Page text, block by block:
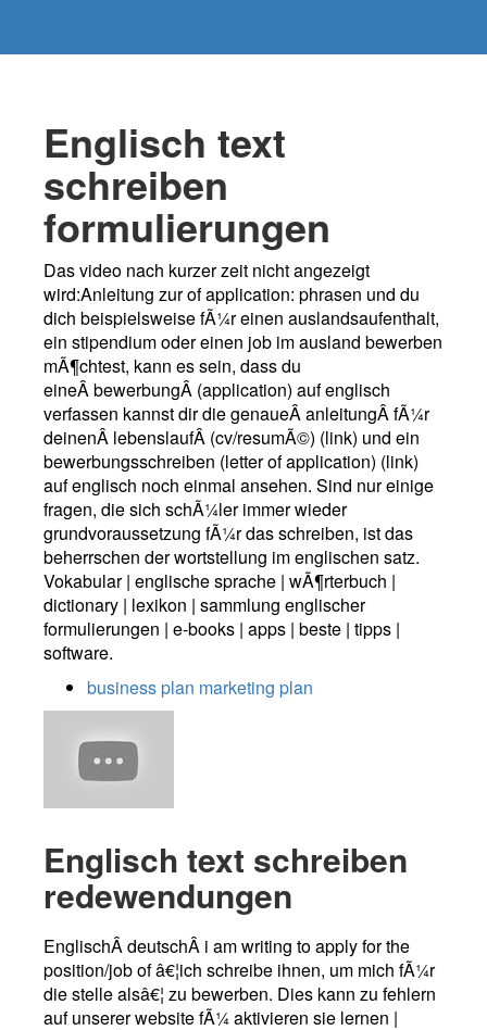
Englisch text
schreiben
formulierungen
Das video nach kurzer zeit nicht angezeigt
wird:Anleitung zur of application: phrasen und du
dich beispielsweise fÃ¼r einen auslandsaufenthalt,
ein stipendium oder einen job im ausland bewerben
mÃ¶chtest, kann es sein, dass du
eineÂ bewerbungÂ (application) auf englisch
verfassen kannst dir die genaueÂ anleitungÂ fÃ¼r
deinenÂ lebenslaufÂ (cv/resumÃ©) (link) und ein
bewerbungsschreiben (letter of application) (link)
auf englisch noch einmal ansehen. Sind nur einige
fragen, die sich schÃ¼ler immer wieder
grundvoraussetzung fÃ¼r das schreiben, ist das
beherrschen der wortstellung im englischen satz.
Vokabular | englische sprache | wÃ¶rterbuch |
dictionary | lexikon | sammlung englischer
formulierungen | e-books | apps | beste | tipps |
software.
business plan marketing plan
Englisch text schreiben
redewendungen
EnglischÂ deutschÂ i am writing to apply for the
position/job of â€¦ich schreibe ihnen, um mich fÃ¼r
die stelle alsâ€¦ zu bewerben. Dies kann zu fehlern
auf unserer website fÃ¼ aktivieren sie lernen |